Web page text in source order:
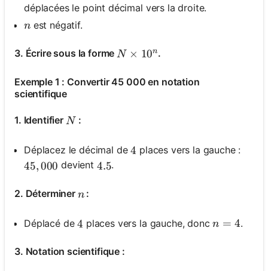
déplacées le point décimal vers la droite.
n
nest négatif.
3. Écrire sous la forme N \times 10^n
N × 10n.
Exemple 1 : Convertir 45 000 en notation
scientifique
1. Identifier N
N:
Déplacez le décimal de4
4 places vers la gauche :
45,000
45,000 devient 4.5
4.5.
2. Déterminer n
n:
Déplacé de4
4 places vers la gauche, doncn=4
n = 4.
3. Notation scientifique :